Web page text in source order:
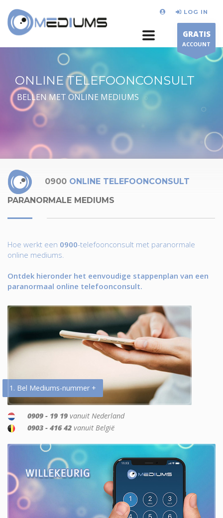
LOG IN
GRATIS
ACCOUNT
ONLINE TELEFOONCONSULT
BELLEN MET ONLINE MEDIUMS
0900 ONLINE TELEFOONCONSULT
PARANORMALE MEDIUMS
Hoe werkt een 0900-telefoonconsult met paranormale
online mediums.
Ontdek hieronder het eenvoudige stappenplan van een
paranormaal online telefoonconsult.
1. Bel Mediums-nummer +
0909 - 19 19 vanuit Nederland
0903 - 416 42 vanuit België